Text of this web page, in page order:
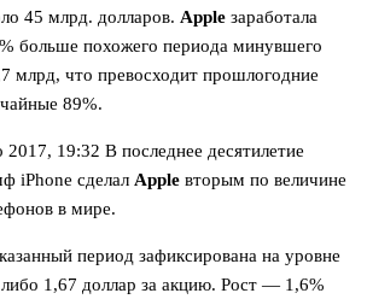
45 млрд. долларов. Apple заработала
больше похожего периода минувшего
млрд, что превосходит прошлогодние
89%.
2017, 19:32 В последнее десятилетие
iPhone сделал Apple вторым по величине
в мире.
период зафиксирована на уровне
1,67 доллар за акцию. Рост — 1,6%